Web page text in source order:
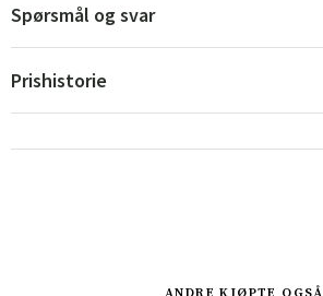
Spørsmål og svar
Prishistorie